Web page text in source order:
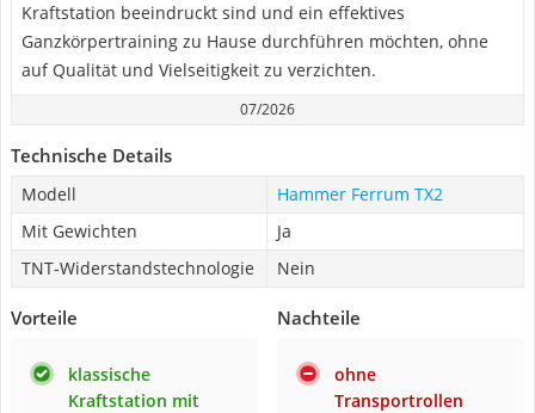
Kraftstation beeindruckt sind und ein effektives
Ganzkörpertraining zu Hause durchführen möchten, ohne
auf Qualität und Vielseitigkeit zu verzichten.
07/2026
Technische Details
Modell
Hammer Ferrum TX2
Mit Gewichten
Ja
TNT-Widerstandstechnologie
Nein
Vorteile
klassische
Kraftstation mit
Nachteile
ohne
Transportrollen